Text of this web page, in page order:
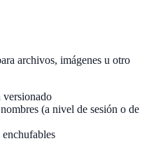
archivos, imágenes u otro
versionado
(a nivel de sesión o de